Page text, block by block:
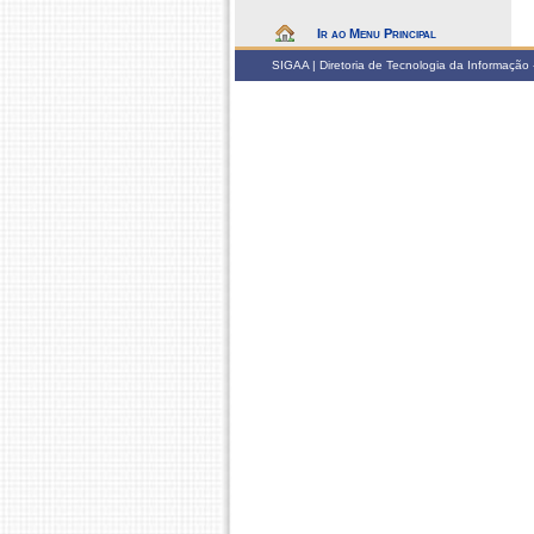
Ir ao Menu Principal
SIGAA | Diretoria de Tecnologia da